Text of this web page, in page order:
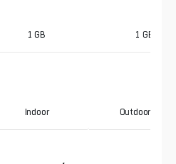
1 GB 1 GB
Indoor Outdoor IP67